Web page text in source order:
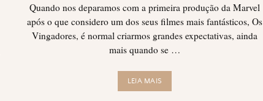
Quando nos deparamos com a primeira produção da Marvel
após o que considero um dos seus filmes mais fantásticos, Os
Vingadores, é normal criarmos grandes expectativas, ainda
mais quando se …
LEIA MAIS